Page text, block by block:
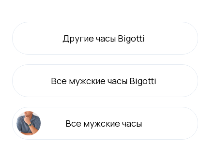
Другие часы Bigotti
Все мужские часы Bigotti
Все мужские часы